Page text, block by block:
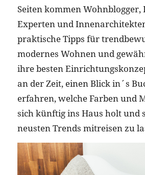
Seiten kommen
Experten und
praktische Tipps für
modernes Wohnen und
ihre besten
an der Zeit, einen Blick in´s
erfahren, welche Farben und
sich künftig ins Haus holt und
neusten Trends mitreisen zu